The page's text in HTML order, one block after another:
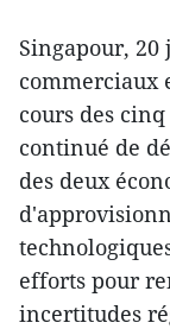
Singapour, 20
commerciaux
cours des
continué de
des deux
efforts pour
incertitudes